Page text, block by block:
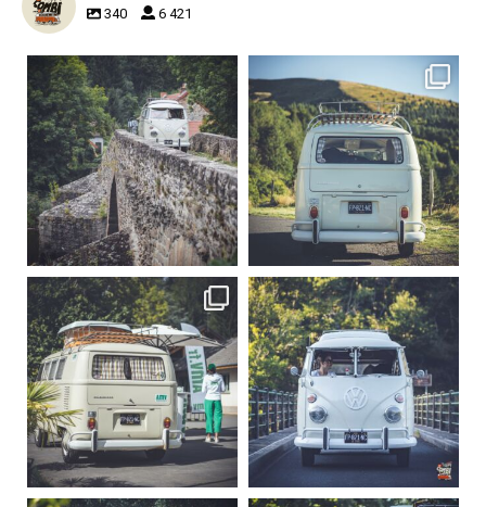
340 6 421
becombi
Sep 15
219
3
Sep 12
216
3
becombi
Sep 10
220
4
becombi
Août 10
177
0